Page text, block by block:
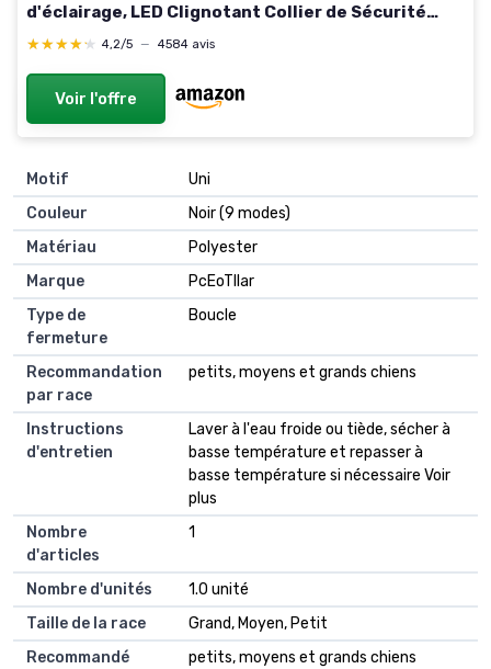
d'éclairage, LED Clignotant Collier de Sécurité
pour Petits Moyens Grands Chien(Bleu, M) M Bleu
★★★★★
★★★★★ 4,2/5 — 4584 avis
Voir l'offre
Motif
Uni
Couleur
Noir (9 modes)
Matériau
Polyester
Marque
PcEoTllar
Type de
fermeture
Boucle
Recommandation
par race
petits, moyens et grands chiens
Instructions
d'entretien
Laver à l'eau froide ou tiède, sécher à
basse température et repasser à
basse température si nécessaire Voir
plus
Nombre
d'articles
1
Nombre d'unités
1.0 unité
Taille de la race
Grand, Moyen, Petit
Recommandé
petits, moyens et grands chiens